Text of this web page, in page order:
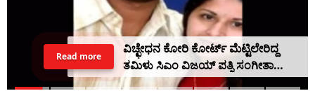
ರೈಲು ಅಪಘಾತ ಸಂಖ್ಯೆಯಲ್ಲಿ ಭಾರೀ ಇಳಿಕೆ,
ಇದಕ್ಕೆ ಕೇಂದ್ರ ಕೈಗೊಂಡ ಸುಧಾರಣಾ ಕ್ರಮವೇ
ಕಾರಣ
Read more